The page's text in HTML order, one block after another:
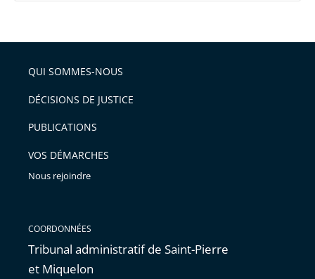
les
détaillées.
QUI SOMMES-NOUS
DÉCISIONS DE JUSTICE
PUBLICATIONS
VOS DÉMARCHES
Nous rejoindre
COORDONNÉES
Tribunal administratif de Saint-Pierre
et Miquelon